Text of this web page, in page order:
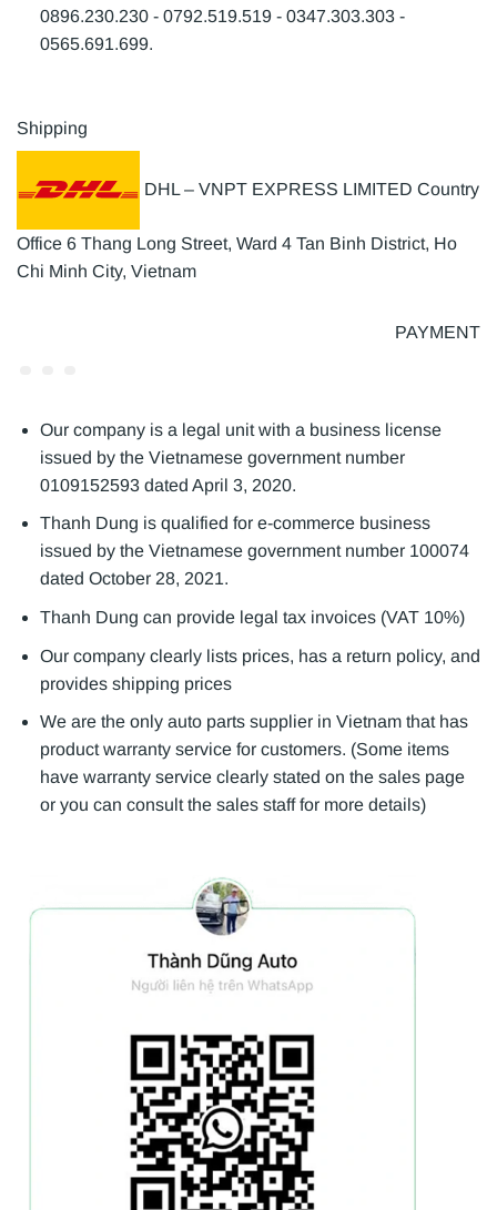
0896.230.230 - 0792.519.519 - 0347.303.303 -
0565.691.699.
Shipping
DHL – VNPT EXPRESS LIMITED Country
Office 6 Thang Long Street, Ward 4 Tan Binh District, Ho
Chi Minh City, Vietnam
PAYMENT
Our company is a legal unit with a business license
issued by the Vietnamese government number
0109152593 dated April 3, 2020.
Thanh Dung is qualified for e-commerce business
issued by the Vietnamese government number 100074
dated October 28, 2021.
Thanh Dung can provide legal tax invoices (VAT 10%)
Our company clearly lists prices, has a return policy, and
provides shipping prices
We are the only auto parts supplier in Vietnam that has
product warranty service for customers. (Some items
have warranty service clearly stated on the sales page
or you can consult the sales staff for more details)